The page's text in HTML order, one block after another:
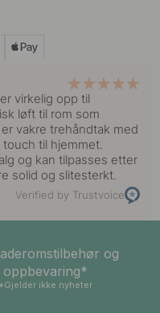
virkelig opp til
løft til rom som
vakre trehåndtak med
til hjemmet.
og kan tilpasses etter
solid og slitesterkt.
Verified by Trustvoice
og
oppbevaring*
*Gjelder ikke nyheter